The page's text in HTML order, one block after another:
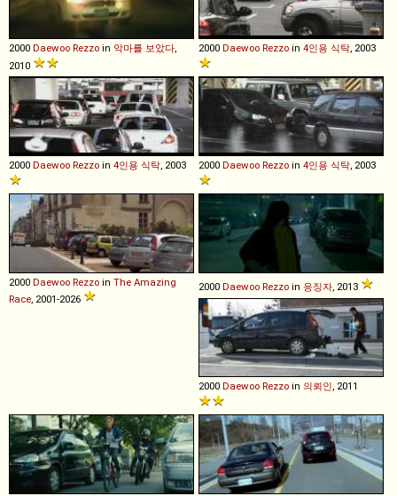
2000 Daewoo Rezzo in 악마를 보았다
2010
2000 Daewoo Rezzo in 4인용 식탁 , 2003
2000 Daewoo Rezzo in 4인용 식탁 , 2003 2000 Daewoo Rezzo in 4인용 식탁 , 2003
2000 Daewoo Rezzo in The Amazing
Race , 2001-2026
2000 Daewoo Rezzo in 응징자 , 2013
2000 Daewoo Rezzo in 의뢰인, 2011